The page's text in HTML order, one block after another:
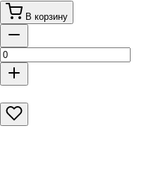
В корзину